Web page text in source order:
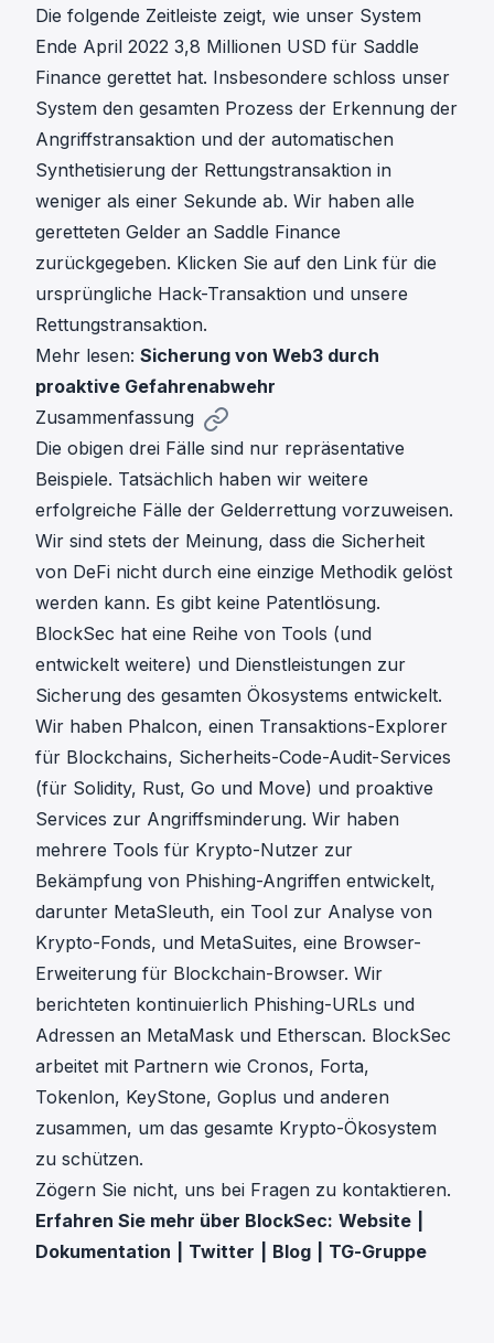
Die folgende Zeitleiste zeigt, wie unser System
Ende April 2022 3,8 Millionen USD für Saddle
Finance gerettet hat. Insbesondere schloss unser
System den gesamten Prozess der Erkennung der
Angriffstransaktion und der automatischen
Synthetisierung der Rettungstransaktion in
weniger als einer Sekunde ab. Wir haben alle
geretteten Gelder an Saddle Finance
zurückgegeben. Klicken Sie auf den Link für die
ursprüngliche Hack-Transaktion und unsere
Rettungstransaktion.
Mehr lesen: Sicherung von Web3 durch
proaktive Gefahrenabwehr
Zusammenfassung
Die obigen drei Fälle sind nur repräsentative
Beispiele. Tatsächlich haben wir weitere
erfolgreiche Fälle der Gelderrettung vorzuweisen.
Wir sind stets der Meinung, dass die Sicherheit
von DeFi nicht durch eine einzige Methodik gelöst
werden kann. Es gibt keine Patentlösung.
BlockSec hat eine Reihe von Tools (und
entwickelt weitere) und Dienstleistungen zur
Sicherung des gesamten Ökosystems entwickelt.
Wir haben Phalcon, einen Transaktions-Explorer
für Blockchains, Sicherheits-Code-Audit-Services
(für Solidity, Rust, Go und Move) und proaktive
Services zur Angriffsminderung. Wir haben
mehrere Tools für Krypto-Nutzer zur
Bekämpfung von Phishing-Angriffen entwickelt,
darunter MetaSleuth, ein Tool zur Analyse von
Krypto-Fonds, und MetaSuites, eine Browser-
Erweiterung für Blockchain-Browser. Wir
berichteten kontinuierlich Phishing-URLs und
Adressen an MetaMask und Etherscan. BlockSec
arbeitet mit Partnern wie Cronos, Forta,
Tokenlon, KeyStone, Goplus und anderen
zusammen, um das gesamte Krypto-Ökosystem
zu schützen.
Zögern Sie nicht, uns bei Fragen zu kontaktieren.
Erfahren Sie mehr über BlockSec: Website
Dokumentation
Twitter Blog TG-Gruppe